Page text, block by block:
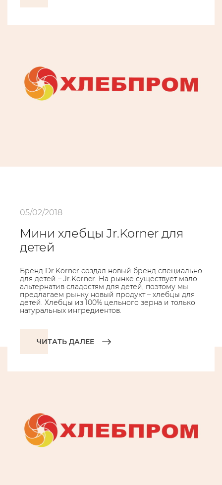
05/02/2018
Мини хлебцы Jr.Korner для
детей
Бренд Dr.Körner создал новый бренд специально
для детей – Jr.Korner. На рынке существует мало
альтернатив сладостям для детей, поэтому мы
предлагаем рынку новый продукт – хлебцы для
детей. Хлебцы из 100% цельного зерна и только
натуральных ингредиентов.
ЧИТАТЬ ДАЛЕЕ